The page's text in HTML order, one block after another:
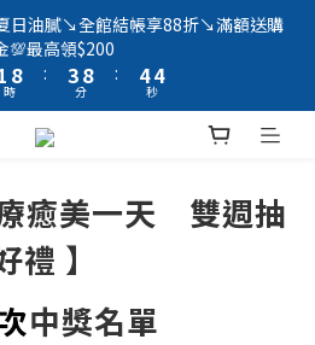
日油膩↘️全館結帳享88折↘️滿額送購
💯最高領$200
0
9
8
7
3
2
1
時
:
5
4
3
2
9
8
7
3
2
分
:
6
4
3
5
3
2
秒
療癒美一天 雙週抽
禮 】
中獎名單